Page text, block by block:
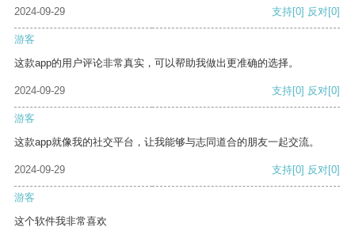
2024-09-29
支持[0] 反对[0]
游客
这款app的用户评论非常真实，可以帮助我做出更准确的选择。
2024-09-29 支持[0] 反对[0]
游客
这款app就像我的社交平台，让我能够与志同道合的朋友一起交流。
2024-09-29 支持[0] 反对[0]
游客
这个软件我非常喜欢